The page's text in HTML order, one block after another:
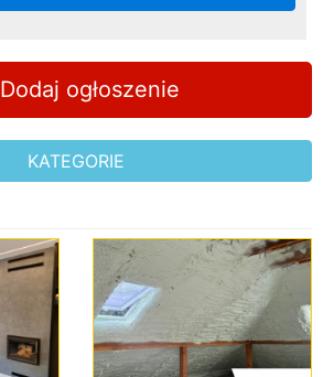
Dodaj ogłoszenie
KATEGORIE